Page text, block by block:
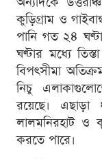
কুড়িগ্রাম ও
পানি গত ২৪
ঘণ্টার মধ্যে
বিপৎসীমা
নিচু
রয়েছে। এছাড়া
লালমনিরহাট ও
করতে পারে।